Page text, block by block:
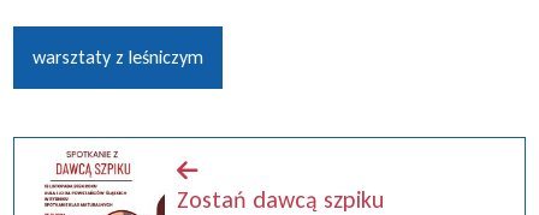
warsztaty z leśniczym
Zostań dawcą szpiku